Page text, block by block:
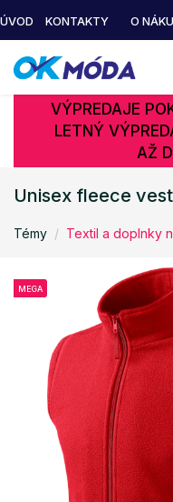
ÚVOD KONTAKTY O
VÝPREDAJE
LETNÝ
AŽ
Unisex fleece
Témy Textil a doplnky
MEGA